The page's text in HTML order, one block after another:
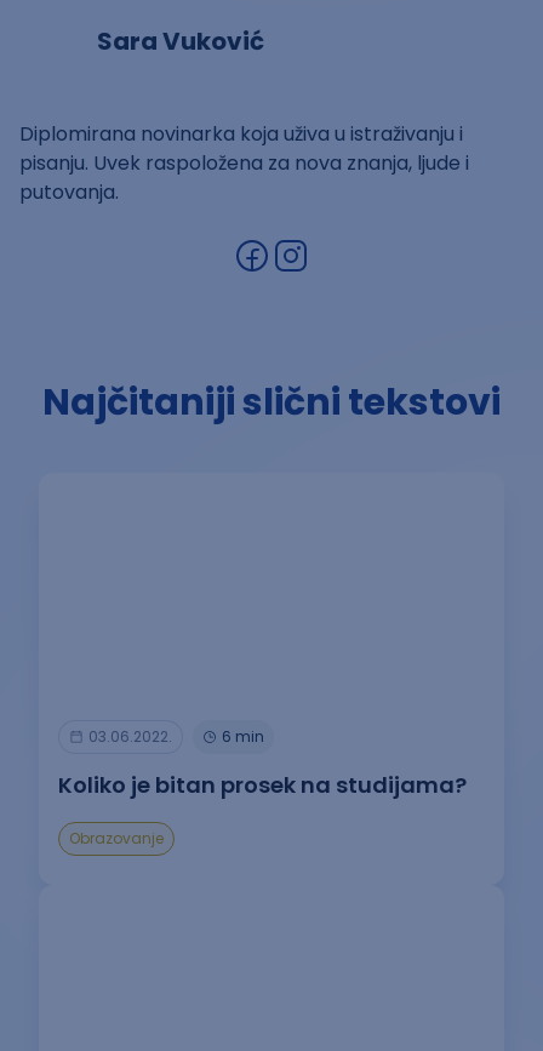
Sara Vuković
Diplomirana novinarka koja uživa u istraživanju i
pisanju. Uvek raspoložena za nova znanja, ljude i
putovanja.
Najčitaniji slični tekstovi
03.06.2022. 6 min
Koliko je bitan prosek na studijama?
Obrazovanje